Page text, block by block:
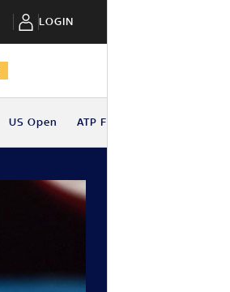
LOGIN
US Open ATP Finals